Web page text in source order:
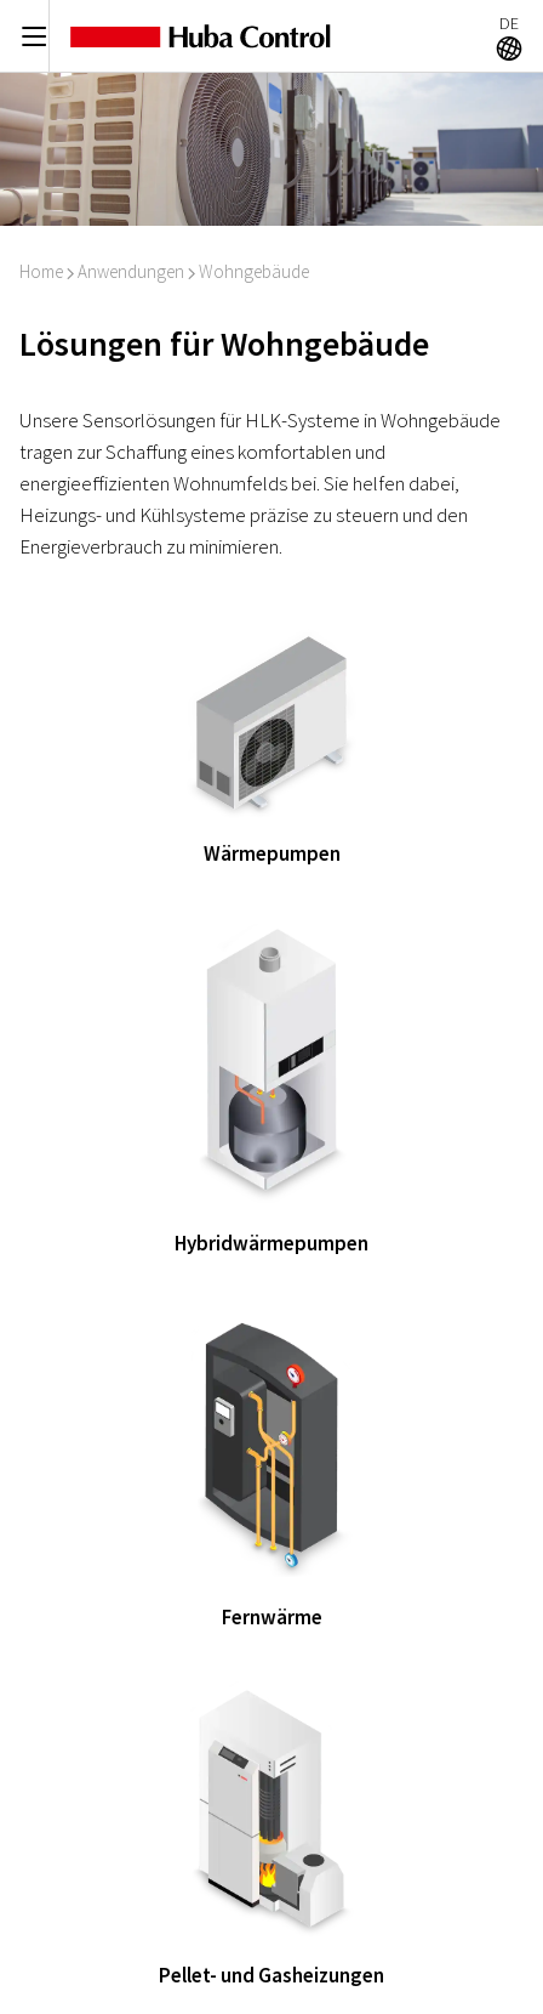
C DE
A
Home I Anwendungen I Wohngebäude
Lösungen für Wohngebäude
Unsere Sensorlösungen für HLK-Systeme in Wohngebäude
tragen zur Schaffung eines komfortablen und
energieeffizienten Wohnumfelds bei. Sie helfen dabei,
Heizungs- und Kühlsysteme präzise zu steuern und den
Energieverbrauch zu minimieren.
Wärmepumpen
Hybridwärmepumpen
Fernwärme
Pellet- und Gasheizungen